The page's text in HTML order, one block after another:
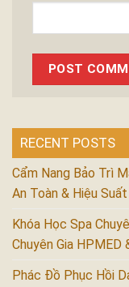
RECENT POSTS
Cẩm Nang Bảo Trì
An Toàn & Hiệu
Khóa Học Spa
Chuyên Gia HPMED
Phác Đồ Phục Hồi